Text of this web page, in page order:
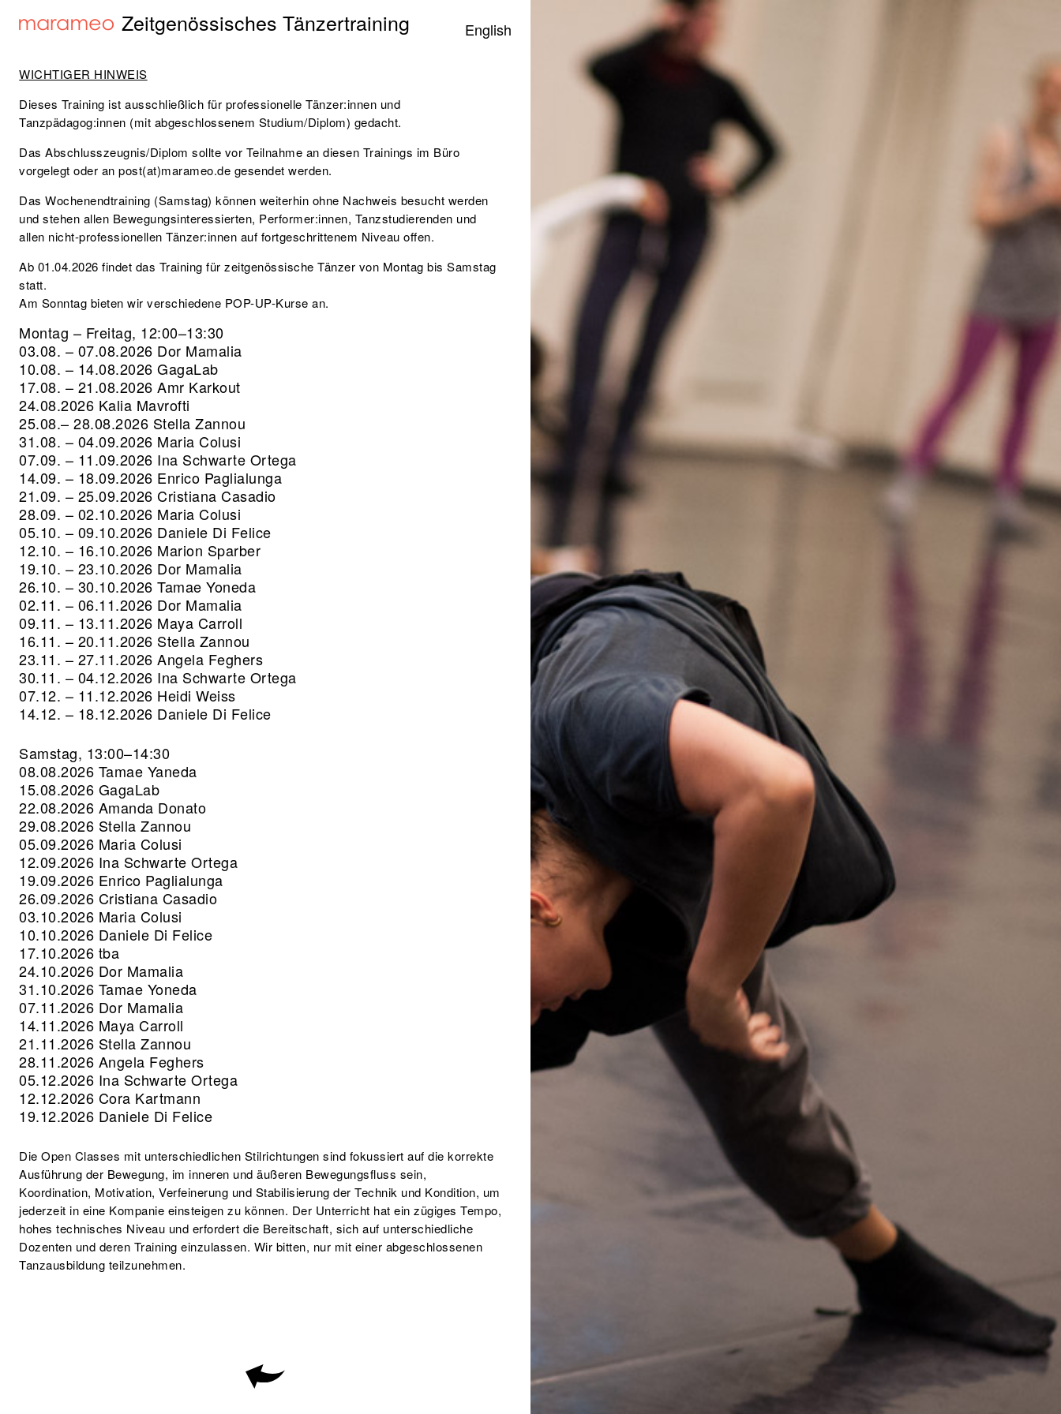
Zeitgenössisches Tänzertraining English
WICHTIGER HINWEIS
Dieses Training ist ausschließlich für professionelle Tänzer:innen und
Tanzpädagog:innen (mit abgeschlossenem Studium/Diplom) gedacht.
Das Abschlusszeugnis/Diplom sollte vor Teilnahme an diesen Trainings im Büro
vorgelegt oder an post(at)marameo.de gesendet werden.
DasWochenendtraining (Samstag) können weiterhin ohne Nachweis besucht werden
und stehen allen Bewegungsinteressierten, Performer:innen, Tanzstudierenden und
allen nicht-professionellen Tänzer:innen auf fortgeschrittenem Niveau offen.
Ab 01.04.2026 findet das Training für zeitgenössische Tänzer von Montag bis Samstag
statt.
Am Sonntag bieten wir verschiedene POP-UP-Kurse an.
Montag – Freitag, 12:00–13:30
03.08. – 07.08.2026 Dor Mamalia
10.08. – 14.08.2026 GagaLab
17.08. – 21.08.2026Amr Karkout
24.08.2026 Kalia Mavrofti
25.08.– 28.08.2026 Stella Zannou
31.08. – 04.09.2026 Maria Colusi
07.09. – 11.09.2026 Ina Schwarte Ortega
14.09. – 18.09.2026 Enrico Paglialunga
21.09. – 25.09.2026Cristiana Casadio
28.09. – 02.10.2026 Maria Colusi
05.10. – 09.10.2026 Daniele Di Felice
12.10. – 16.10.2026 Marion Sparber
19.10. – 23.10.2026 Dor Mamalia
26.10. – 30.10.2026Tamae Yoneda
02.11. – 06.11.2026 Dor Mamalia
09.11. – 13.11.2026 Maya Carroll
16.11. – 20.11.2026 Stella Zannou
23.11. – 27.11.2026Angela Feghers
30.11. – 04.12.2026 Ina Schwarte Ortega
07.12. – 11.12.2026 Heidi Weiss
14.12. – 18.12.2026 Daniele Di Felice
Samstag, 13:00–14:30
08.08.2026 Tamae Yaneda
15.08.2026 GagaLab
22.08.2026 Amanda Donato
29.08.2026 Stella Zannou
05.09.2026 Maria Colusi
12.09.2026 Ina Schwarte Ortega
19.09.2026 Enrico Paglialunga
26.09.2026 Cristiana Casadio
03.10.2026 Maria Colusi
10.10.2026 Daniele Di Felice
17.10.2026 tba
24.10.2026 Dor Mamalia
31.10.2026 Tamae Yoneda
07.11.2026 Dor Mamalia
14.11.2026 Maya Carroll
21.11.2026 Stella Zannou
28.11.2026 Angela Feghers
05.12.2026 Ina Schwarte Ortega
12.12.2026 Cora Kartmann
19.12.2026 Daniele Di Felice
Die Open Classes mit unterschiedlichen Stilrichtungen sind fokussiert auf die korrekte
Ausführung der Bewegung, im inneren und äußeren Bewegungsfluss sein,
Koordination, Motivation, Verfeinerung und Stabilisierung der Technik und Kondition, um
jederzeit in eine Kompanie einsteigen zu können. Der Unterricht hat ein zügiges Tempo,
hohes technisches Niveau und erfordert die Bereitschaft, sich auf unterschiedliche
Dozenten und deren Training einzulassen. Wir bitten, nur mit einer abgeschlossenen
Tanzausbildung teilzunehmen.